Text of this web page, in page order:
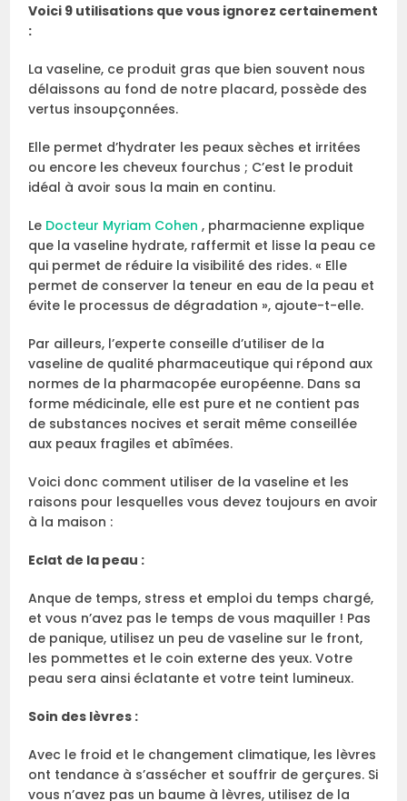
Voici 9 utilisations que vous ignorez certainement
:
La vaseline, ce produit gras que bien souvent nous
délaissons au fond de notre placard, possède des
vertus insoupçonnées.
Elle permet d’hydrater les peaux sèches et irritées
ou encore les cheveux fourchus ; C’est le produit
idéal à avoir sous la main en continu.
Le Docteur Myriam Cohen , pharmacienne explique
que la vaseline hydrate, raffermit et lisse la peau ce
qui permet de réduire la visibilité des rides. « Elle
permet de conserver la teneur en eau de la peau et
évite le processus de dégradation », ajoute-t-elle.
Par ailleurs, l’experte conseille d’utiliser de la
vaseline de qualité pharmaceutique qui répond aux
normes de la pharmacopée européenne. Dans sa
forme médicinale, elle est pure et ne contient pas
de substances nocives et serait même conseillée
aux peaux fragiles et abîmées.
Voici donc comment utiliser de la vaseline et les
raisons pour lesquelles vous devez toujours en avoir
à la maison :
Eclat de la peau :
Anque de temps, stress et emploi du temps chargé,
et vous n’avez pas le temps de vous maquiller ! Pas
de panique, utilisez un peu de vaseline sur le front,
les pommettes et le coin externe des yeux. Votre
peau sera ainsi éclatante et votre teint lumineux.
Soin des lèvres :
Avec le froid et le changement climatique, les lèvres
ont tendance à s’assécher et souffrir de gerçures. Si
vous n’avez pas un baume à lèvres, utilisez de la